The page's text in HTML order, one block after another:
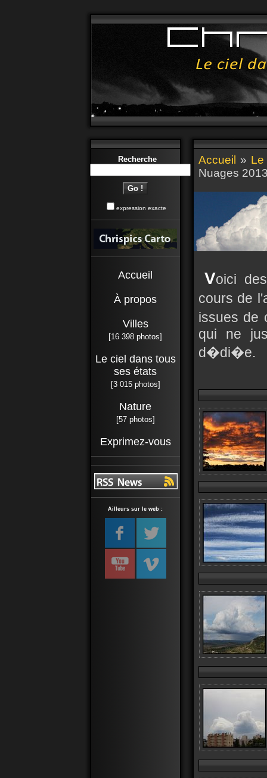
Recherche
expression exacte
Accueil
À propos
Villes
[16 398 photos]
Le ciel dans tous
ses états
[3 015 photos]
Nature
[57 photos]
Exprimez-vous
Ailleurs sur le web :
Accueil »
Nuages
Voici
cours de
issues de
qui ne
d�di�e.